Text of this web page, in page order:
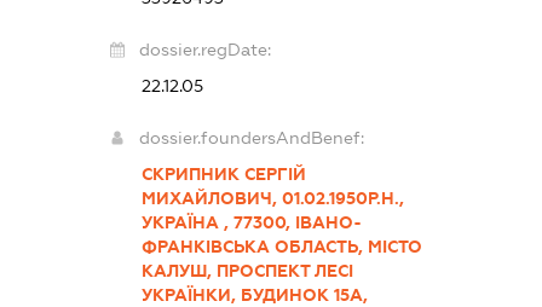
dossier.regDate:
22.12.05
dossier.foundersAndBenef:
СКРИПНИК СЕРГІЙ
МИХАЙЛОВИЧ, 01.02.1950Р.Н.,
УКРАЇНА , 77300, ІВАНО-
ФРАНКІВСЬКА ОБЛАСТЬ, МІСТО
КАЛУШ, ПРОСПЕКТ ЛЕСІ
УКРАЇНКИ, БУДИНОК 15А,